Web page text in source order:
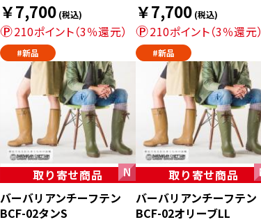
￥7,700 (税込)
210ポイント（3％還元）
#新品
￥7,700 (税込)
210ポイント（3％還元）
#新品
取り寄せ商品
バーバリアンチーフテン
BCF-02タンS
取り寄せ商品
バーバリアンチーフテン
BCF-02オリーブLL